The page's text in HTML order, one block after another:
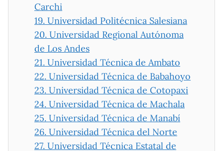
Carchi
19. Universidad Politécnica Salesiana
20. Universidad Regional Autónoma
de Los Andes
21. Universidad Técnica de Ambato
22. Universidad Técnica de Babahoyo
23. Universidad Técnica de Cotopaxi
24. Universidad Técnica de Machala
25. Universidad Técnica de Manabí
26. Universidad Técnica del Norte
27. Universidad Técnica Estatal de